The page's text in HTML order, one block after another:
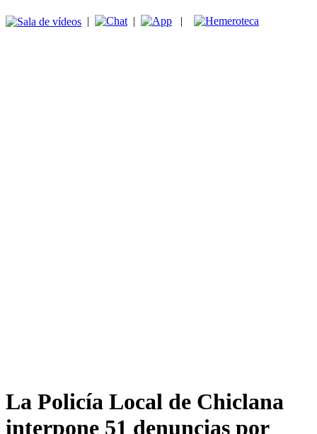
| | |
La Policía Local de Chiclana
interpone 51 denuncias por